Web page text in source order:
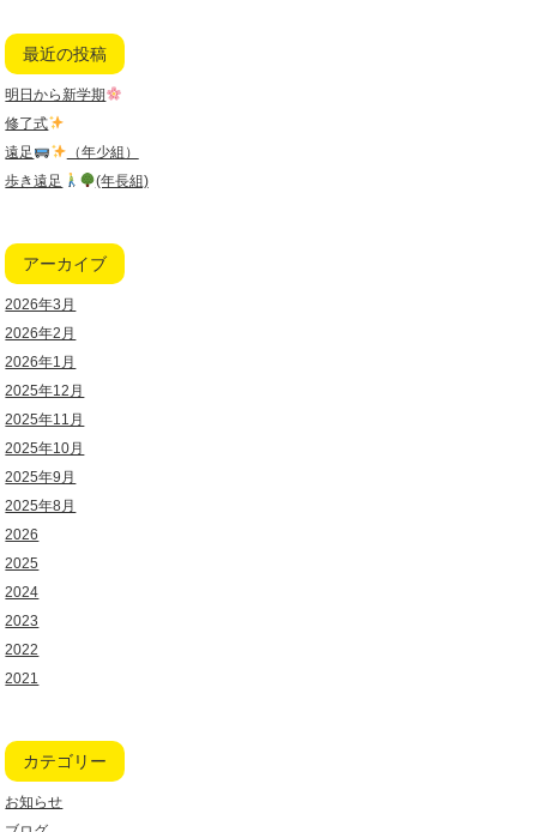
最近の投稿
明日から新学期
修了式
遠足
（年少組）
歩き遠足
(年長組)
アーカイブ
2026年3月
2026年2月
2026年1月
2025年12月
2025年11月
2025年10月
2025年9月
2025年8月
2026
2025
2024
2023
2022
2021
カテゴリー
お知らせ